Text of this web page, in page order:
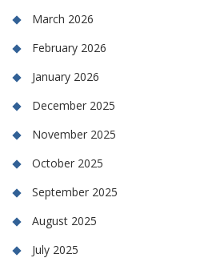
March 2026
February 2026
January 2026
December 2025
November 2025
October 2025
September 2025
August 2025
July 2025